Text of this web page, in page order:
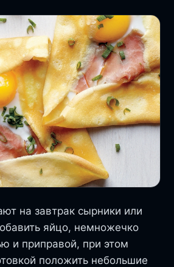
на завтрак сырники или
яйцо, немножечко
и приправой, при этом
положить небольшие